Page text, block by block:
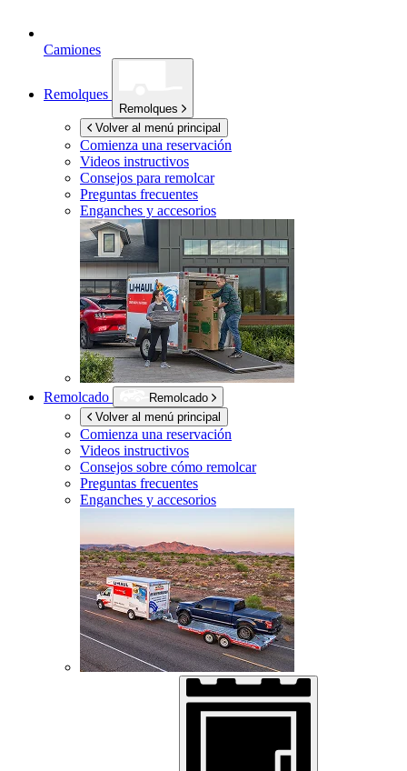
Camiones
Remolques
Remolques
Volver al menú principal
Comienza una reservación
Videos instructivos
Consejos para remolcar
Preguntas frecuentes
Enganches y accesorios
Remolcado
Remolcado
Volver al menú principal
Comienza una reservación
Videos instructivos
Consejos sobre cómo remolcar
Preguntas frecuentes
Enganches y accesorios